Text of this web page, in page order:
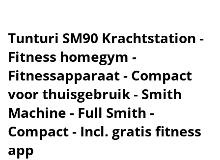
Tunturi SM90 Krachtstation -
Fitness homegym -
Fitnessapparaat - Compact
voor thuisgebruik - Smith
Machine - Full Smith -
Compact - Incl. gratis fitness
app